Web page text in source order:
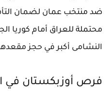
ضد منتخب عمان لضمان
محتملة للعراق أمام كوريا
النشامى أكبر في حجز
فرص أوزبكستان في